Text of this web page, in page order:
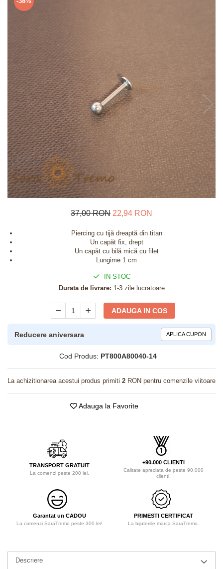
Lanturi
Bratari
Talismane
Verighete
Bijuterii din argint placate cu aur
24K
37,00 RON 22,94 RON
Piercing cu tijă dreaptă din titan
Un capăt fix, drept
Un capăt cu bilă mică cu filet
Lungime 1 cm
IN STOC
Durata de livrare: 1-3 zile lucratoare
ADAUGA IN COS
Reducere aniversara APLICA CUPON
Cod Produs: PT800A80040-14
La achizitionarea acestui produs primiti 2 RON pentru comenzile viitoare
Adauga la Favorite
TRANSPORT GRATUIT
La comenzi peste 200 lei.
+90.000 CLIENTI
Calitate apreciata de peste 90.000
clienti!
Garantat un CADOU
La comenzi SaraTremo peste 300 lei!
PRIMESTI CERTIFICAT
La bijuteriile marca SaraTremo.
Descriere